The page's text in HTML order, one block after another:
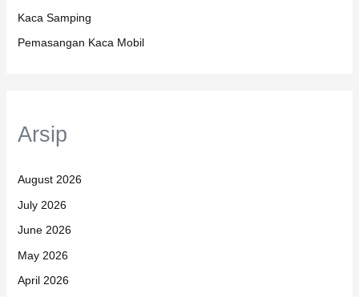
Kaca Samping
Pemasangan Kaca Mobil
Arsip
August 2026
July 2026
June 2026
May 2026
April 2026